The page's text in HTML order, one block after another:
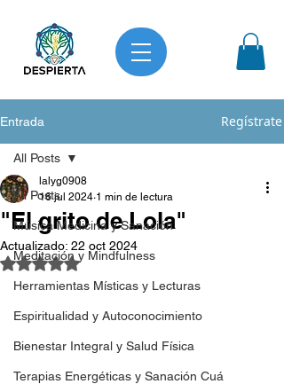
Entrada Regístrate
All Posts
Música Medicina y Sanación
Meditación y Mindfulness
Herramientas Místicas y Lecturas
Espiritualidad y Autoconocimiento
Bienestar Integral y Salud Física
Terapias Energéticas y Sanación Cuá
All Posts
"El grito de Lola"
lalyg0908
16 jul 2024 1 min de lectura
Actualizado: 22 oct 2024
Obtuvo NaN de 5 estrellas.